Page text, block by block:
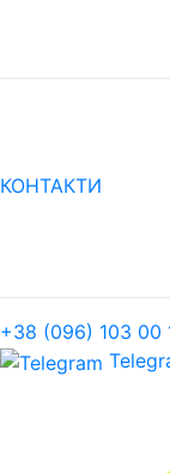
КОНТАКТИ
+38 (096) 103 00